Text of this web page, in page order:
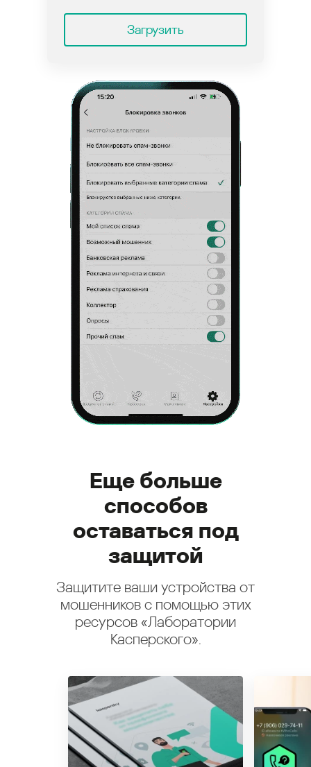
Загрузить
Еще больше
способов
оставаться под
защитой
Защитите ваши устройства от
мошенников с помощью этих
ресурсов «Лаборатории
Касперского».